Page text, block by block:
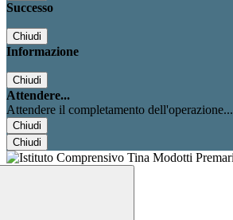
Successo
Chiudi
Informazione
Chiudi
Attendere...
Attendere il completamento dell'operazione...
Chiudi
Chiudi